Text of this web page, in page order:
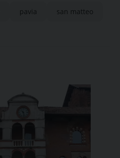
pavia san matteo